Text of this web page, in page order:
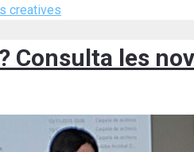
creatives
Consulta les